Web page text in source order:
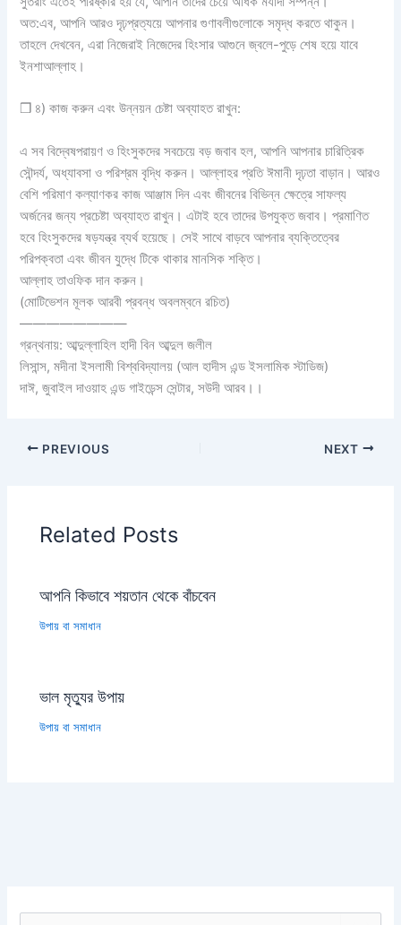
অত:এব, আপনি আরও দৃঢ়প্রত্যয়ে আপনার গুণাবলীগুলোকে সমৃদ্ধ করতে থাকুন।
তাহলে দেখবেন, এরা নিজেরাই নিজেদের হিংসার আগুনে জ্বলে-পুড়ে শেষ হয়ে যাবে
ইনশাআল্লাহ।
❒ ৪) কাজ করুন এবং উন্নয়ন চেষ্টা অব্যাহত রাখুন:
এ সব বিদ্বেষপরায়ণ ও হিংসুকদের সবচেয়ে বড় জবাব হল, আপনি আপনার চারিত্রিক
সৌন্দর্য, অধ্যাবসা ও পরিশ্রম বৃদ্ধি করুন। আল্লাহর প্রতি ঈমানী দৃঢ়তা বাড়ান। আরও
বেশি পরিমাণ কল্যাণকর কাজ আঞ্জাম দিন এবং জীবনের বিভিন্ন ক্ষেত্রে সাফল্য
অর্জনের জন্য প্রচেষ্টা অব্যাহত রাখুন। এটাই হবে তাদের উপযুক্ত জবাব। প্রমাণিত
হবে হিংসুকদের ষড়যন্ত্র ব্যর্থ হয়েছে। সেই সাথে বাড়বে আপনার ব্যক্তিত্বের
পরিপক্বতা এবং জীবন যুদ্ধে টিকে থাকার মানসিক শক্তি।
আল্লাহ তাওফিক দান করুন।
(মোটিভেশন মূলক আরবী প্রবন্ধ অবলম্বনে রচিত)
————————
গ্রন্থনায়: আব্দুল্লাহিল হাদী বিন আব্দুল জলীল
লিসান্স, মদীনা ইসলামী বিশ্ববিদ্যালয় (আল হাদীস এন্ড ইসলামিক স্টাডিজ)
দাঈ, জুবাইল দাওয়াহ এন্ড গাইডেন্স সেন্টার, সউদী আরব।।
PREVIOUS NEXT
Related Posts
আপনি কিভাবে শয়তান থেকে বাঁচবেন
উপায় বা সমাধান
ভাল মৃত্যুর উপায়
উপায় বা সমাধান